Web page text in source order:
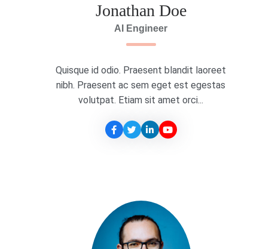
Jonathan Doe
AI Engineer
Quisque id odio. Praesent blandit laoreet
nibh. Praesent ac sem eget est egestas
volutpat. Etiam sit amet orci...